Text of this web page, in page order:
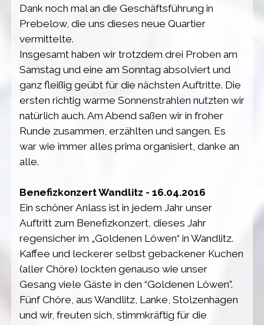
Dank noch mal an die Geschäftsführung in
Prebelow, die uns dieses neue Quartier
vermittelte.
Insgesamt haben wir trotzdem drei Proben am
Samstag und eine am Sonntag absolviert und
ganz fleißig geübt für die nächsten Auftritte. Die
ersten richtig warme Sonnenstrahlen nutzten wir
natürlich auch. Am Abend saßen wir in froher
Runde zusammen, erzählten und sangen. Es
war wie immer alles prima organisiert, danke an
alle.
Benefizkonzert Wandlitz - 16.04.2016
Ein schöner Anlass ist in jedem Jahr unser
Auftritt zum Benefizkonzert, dieses Jahr
regensicher im „Goldenen Löwen“ in Wandlitz.
Kaffee und leckerer selbst gebackener Kuchen
(aller Chöre) lockten genauso wie unser
Gesang viele Gäste in den “Goldenen Löwen”.
Fünf Chöre, aus Wandlitz, Lanke, Stolzenhagen
und wir, freuten sich, stimmkräftig für die